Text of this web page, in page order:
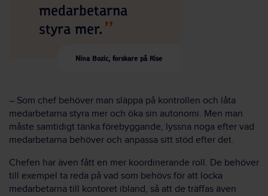
medarbetarna
styra mer.
Nina Bozic, forskare på Rise
– Som chef behöver man släppa på kontrollen och låta
medarbetarna styra mer och öka sin autonomi. Men man
måste samtidigt tänka förebyggande, lyssna noga efter vad
medarbetarna behöver och anpassa sitt stöd efter det.
Chefen har även fått en mer koordinerande roll. De behöver
till exempel ta reda på vad som behövs för att locka
medarbetarna till kontoret ibland, så att de träffas även